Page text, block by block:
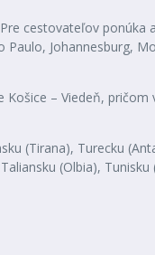
cestovateľov
Johannesburg,
– Viedeň, pričom
(Tirana), Turecku
(Olbia),